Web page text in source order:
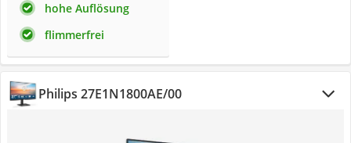
hohe Auflösung
flimmerfrei
Philips 27E1N1800AE/00